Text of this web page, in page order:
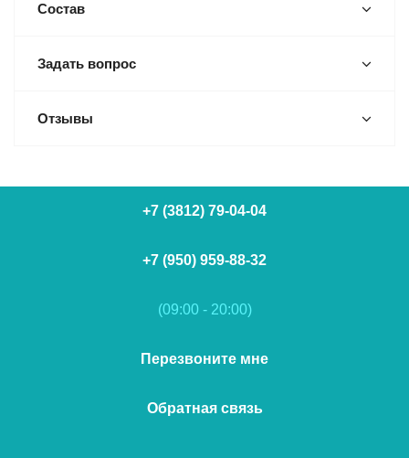
Состав
Задать вопрос
Отзывы
+7 (3812) 79-04-04
+7 (950) 959-88-32
(09:00 - 20:00)
Перезвоните мне
Обратная связь